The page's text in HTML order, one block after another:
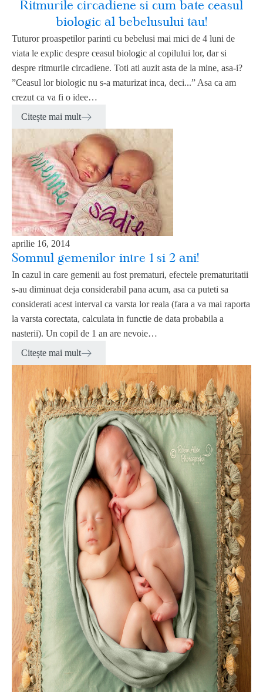
Ritmurile circadiene si cum bate ceasul
biologic al bebelusului tau!
Tuturor proaspetilor parinti cu bebelusi mai mici de 4 luni de
viata le explic despre ceasul biologic al copilului lor, dar si
despre ritmurile circadiene. Toti ati auzit asta de la mine, asa-i?
”Ceasul lor biologic nu s-a maturizat inca, deci...” Asa ca am
crezut ca va fi o idee…
Citește mai mult
aprilie 16, 2014
Somnul gemenilor intre 1 si 2 ani!
In cazul in care gemenii au fost prematuri, efectele prematuritatii
s-au diminuat deja considerabil pana acum, asa ca puteti sa
considerati acest interval ca varsta lor reala (fara a va mai raporta
la varsta corectata, calculata in functie de data probabila a
nasterii). Un copil de 1 an are nevoie…
Citește mai mult